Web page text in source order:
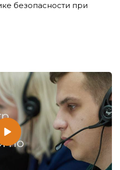
безопасности при